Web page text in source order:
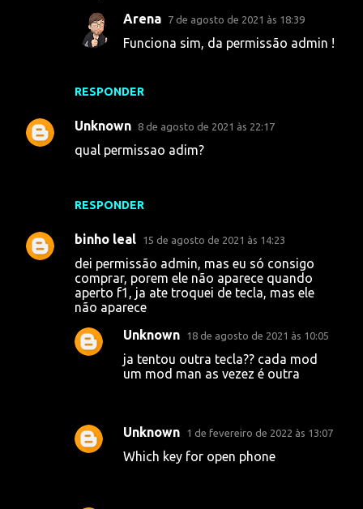
r
i
RESPONDER
Arena 7 de agosto de 2021 às 18:39
Funciona sim, da permissão admin !
Unknown 8 de agosto de 2021 às 22:17
qual permissao adim?
RESPONDER
binho leal 15 de agosto de 2021 às 14:23
dei permissão admin, mas eu só consigo
comprar, porem ele não aparece quando
aperto f1, ja ate troquei de tecla, mas ele
não aparece
Unknown
18 de agosto de 2021 às 10:05
ja tentou outra tecla?? cada mod
um mod man as vezez é outra
Unknown 1 de fevereiro de 2022 às 13:07
Which key for open phone